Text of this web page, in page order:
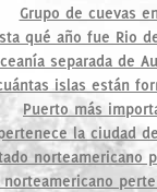
Grupo de cuevas
qué año fue Rio
separada de
islas están
Puerto más
la ciudad
norteamericano
norteamericano